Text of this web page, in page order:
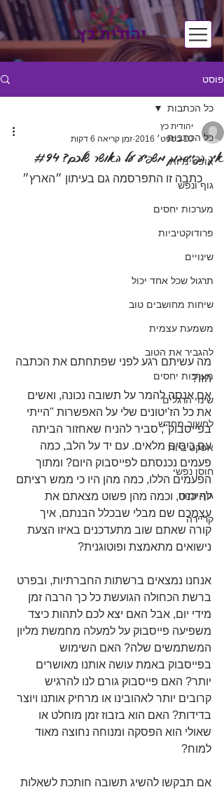
יהודית כץ
פוסט
כל הכתבות
אופטימיות
גוף ונפש
מערכות יחסים
פרודוקטיביות
שינויים
תרגול שכל אחד יכול
שיחות מחושבים טוב
משמעת עצמית
להגביר את הטוב
מערכות יחסים
שינוי הרגלים
לחשוב מחדש
אפקטיביות
חוסן נפשי
גוף ומוח
קריירה
כל הכתבות
איך הפייסבוק משפיע על האושר שלכם? #94
יהודית כץ
10 בספט׳ 2016
זמן קריאה 6 דקות
כתבה זו התפרסמה גם בעיתון ״הארץ״
מה עשיתם רגע לפני שפתחתם את הכתבה
הזו?
אם אנסה להמר על תשובה נכונה, ואשים
את כל הז'יטונים שלי על האפשרות "הייתי
בפייסבוק", סביר להניח שאחזור הביתה
עם כיסים מלאים. עם יד על הלב, כמה
פעמים נכנסתם לפייסבוק היום? ומתוך
הפעמים הללו, כמה מהן היו כי ממש רציתם
להיכנס, וכמה מהן פשוט מצאתם את
עצמכם שם מבלי שבכלל הבנתם, איך
קורה שאתם שוב מתעדכנים באיזו הצעת
נישואים מתאמצת ופוטוגנית?
אנחנו נמצאים ברשתות החברתיות, ובפרט
ברשת הכחולה הגועשת כל כך הרבה זמן
מידי יום, אבל האם יצא לכם לתהות כיצד
משפיעה פייסבוק על למעלה מחמשת מליון
המשתמשים שלה? האם השימוש
בפייסבוק באמת עושה אותנו מאושרים
יותר? האם פייסבוק גורם לנו להרגיש
קרובים יותר לאהובינו או מרחיק אותנו ויוצר
בדידות? האם הוא בזבוז זמן מוחלט או
שאולי הוא הפסקה ומנוחה נחוצה מאוד
למוח?
אם תבקשו להשיג תשובה חותכת לשאלות